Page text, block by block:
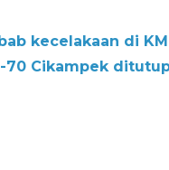
kecelakaan di
70 Cikampek